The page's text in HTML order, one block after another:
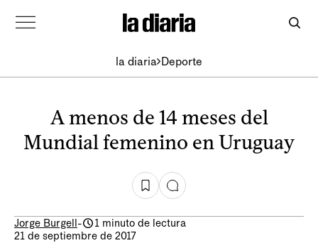
la diaria Deporte
A menos de 14 meses del
Mundial femenino en Uruguay
Jorge Burgell-
1 minuto de lectura
21 de septiembre de 2017